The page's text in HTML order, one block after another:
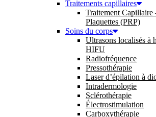
Traitements capillaires
Traitement Capillaire
Plaquettes (PRP)
Soins du corps
Ultrasons localisés à
HIFU
Radiofréquence
Pressothérapie
Laser d’épilation à
Intradermologie
Sclérothérapie
Électrostimulation
Carboxythérapie